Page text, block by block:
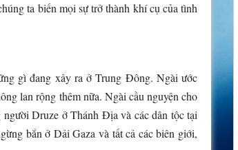
ta biến mọi sự trở thành khí cụ của tình
gì đang xảy ra ở Trung Đông. Ngài ước
lan rộng thêm nữa. Ngài cầu nguyện cho
Druze ở Thánh Địa và các dân tộc tại
bắn ở Dải Gaza và tất cả các biên giới,